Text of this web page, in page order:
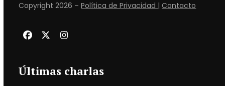
Copyright 2026 –Política de Privacidad |Contacto
Facebook
TwitterInstagram
Últimas charlas